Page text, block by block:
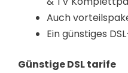
Auch
Ein günstiges
Günstige DSL tarife